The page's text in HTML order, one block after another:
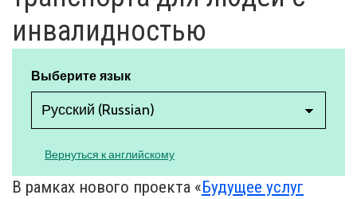
инвалидностью
Выберите язык
Вернуться к английскому
В рамках нового проекта «Будущее услуг